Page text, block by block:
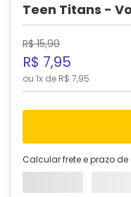
Teen Titans -
R$ 15,90
R$ 7,95
ou 1x de R$ 7,95
Calcular frete e prazo de